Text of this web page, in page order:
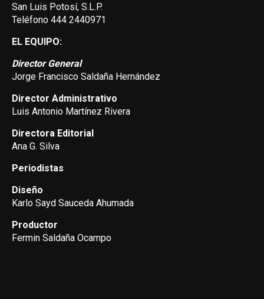
San Luis Potosí, S.L.P.
Teléfono 444 2440971
EL EQUIPO:
Director General
Jorge Francisco Saldaña Hernández
Director Administrativo
Luis Antonio Martínez Rivera
Directora Editorial
Ana G. Silva
Periodistas
Diseño
Karlo Sayd Sauceda Ahumada
Productor
Fermin Saldaña Ocampo